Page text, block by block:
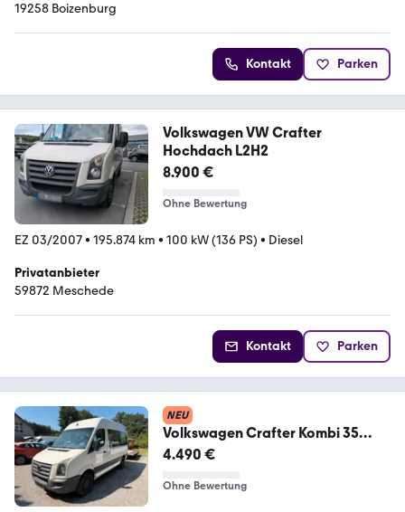
19258 Boizenburg
Kontakt Parken
Volkswagen VW Crafter
Hochdach L2H2
8.900 €
Ohne Bewertung
EZ 03/2007• 195.874 km • 100 kW (136 PS) • Diesel
Privatanbieter
59872 Meschede
Kontakt Parken
NEU
Volkswagen Crafter Kombi 35
9SITZE KLIMA
4.490 €
Ohne Bewertung